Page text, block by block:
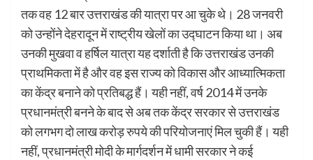
तक वह 12 बार उत्तराखंड की यात्रा पर आ चुके थे। 28 जनवरी
को उन्होंने देहरादून में राष्ट्रीय खेलों का उद्घाटन किया था। अब
उनकी मुखवा व हर्षिल यात्रा यह दर्शाती है कि उत्तराखंड उनकी
प्राथमिकता में है और वह इस राज्य को विकास और आध्यात्मिकता
का केंद्र बनाने को प्रतिबद्ध हैं। यही नहीं, वर्ष 2014 में उनके
प्रधानमंत्री बनने के बाद से अब तक केंद्र सरकार से उत्तराखंड
को लगभग दो लाख करोड़ रुपये की परियोजनाएं मिल चुकी हैं। यही
नहीं, प्रधानमंत्री मोदी के मार्गदर्शन में धामी सरकार ने कई